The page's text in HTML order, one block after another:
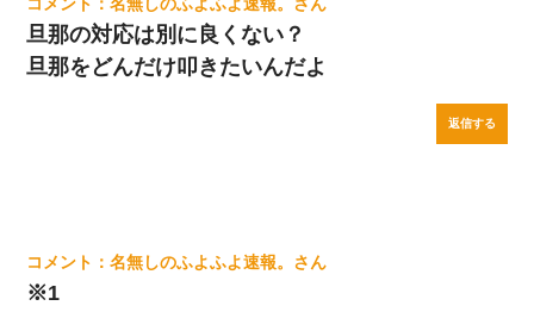
旦那の対応は別に良くない？
旦那をどんだけ叩きたいんだよ
返信する
名無しのふよふよ速報。
※1